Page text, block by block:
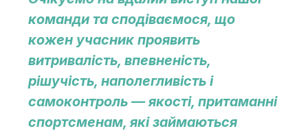
команди та сподіваємося, що
кожен учасник проявить
витривалість, впевненість,
рішучість, наполегливість і
самоконтроль — якості, притаманні
спортсменам, які займаються